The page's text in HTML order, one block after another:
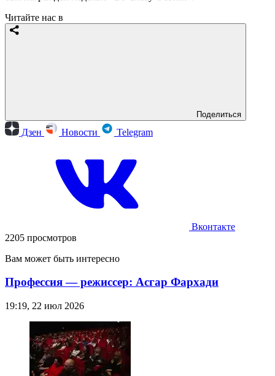
Читайте нас в
Поделиться
Дзен Новости Telegram
Вконтакте
2205 просмотров
Вам может быть интересно
Профессия — режиссер: Асгар Фархади
19:19, 22 июл 2026